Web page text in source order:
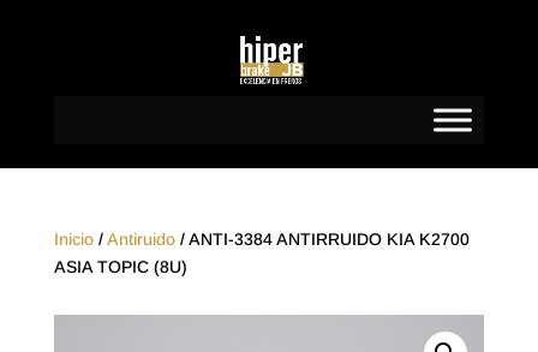
Inicio/Antiruido/ ANTI-3384 ANTIRRUIDO KIA K2700
ASIA TOPIC (8U)